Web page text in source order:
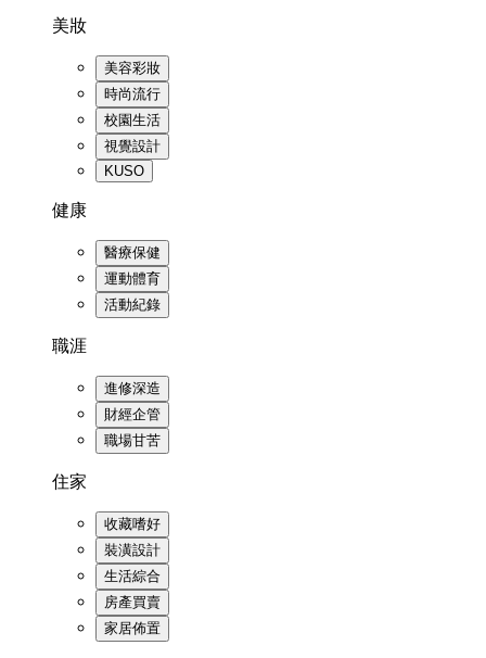
美妝
美容彩妝
時尚流行
校園生活
視覺設計
KUSO
健康
醫療保健
運動體育
活動紀錄
職涯
進修深造
財經企管
職場甘苦
住家
收藏嗜好
裝潢設計
生活綜合
房產買賣
家居佈置